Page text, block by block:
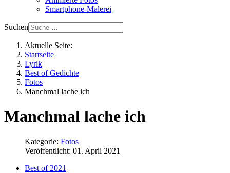
Smartphone-Malerei
Suchen
Aktuelle Seite:
Startseite
Lyrik
Best of Gedichte
Fotos
Manchmal lache ich
Manchmal lache ich
Kategorie: Fotos
Veröffentlicht: 01. April 2021
Best of 2021